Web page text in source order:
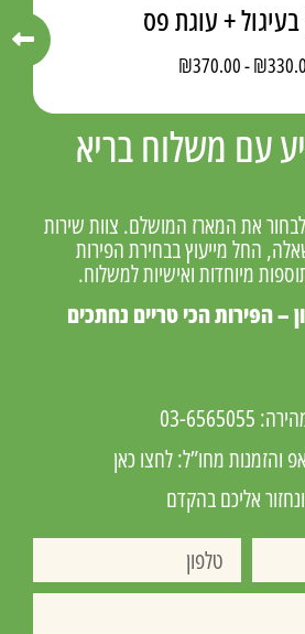
עם משלוח בריא
לבחור את המארז המושלם. צוות שירות
החל מייעוץ בבחירת הפירות
מיוחדות ואישיות למשלוח.
– הפירות הכי טריים נחתכים
03-6565055
והזמנות מחו”ל:לחצו כאן
אליכם בהקדם
+ עוגת פס
₪
-
₪370.00